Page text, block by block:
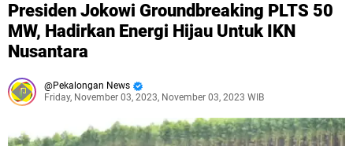
Presiden Jokowi Groundbreaking PLTS 50
MW, Hadirkan Energi Hijau Untuk IKN
Nusantara
Pekalongan News
Friday, November 03, 2023, November 03, 2023 WIB